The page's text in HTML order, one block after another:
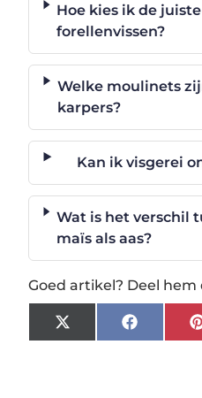
Hoe kies ik de
forellenvissen?
Welke moulinets
karpers?
Kan ik visgerei
Wat is het verschil
maïs als aas?
Goed artikel? Deel hem
X
(Twitter)